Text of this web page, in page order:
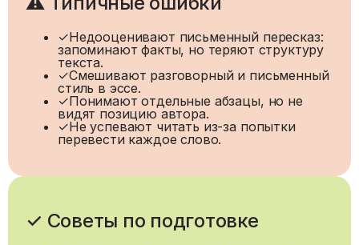
✓Недооценивают письменный пересказ:
запоминают факты, но теряют структуру
текста.
✓Смешивают разговорный и письменный
стиль в эссе.
✓Понимают отдельные абзацы, но не
видят позицию автора.
✓Не успевают читать из-за попытки
перевести каждое слово.
✓ Советы по подготовке